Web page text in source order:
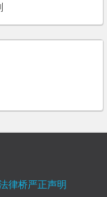
律桥严正声明